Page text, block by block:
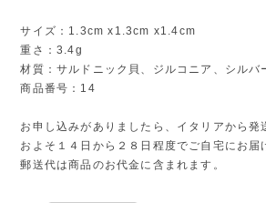
サイズ：1.3cm x1.3cm x1.4cm
重さ：3.4g
材質：サルドニック貝、ジルコニア、シルバ
商品番号：14
お申し込みがありましたら、イタリアから発
およそ１４日から２８日程度でご自宅にお届
郵送代は商品のお代金に含まれます。